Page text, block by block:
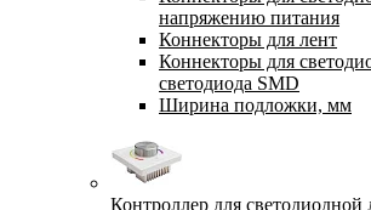
напряжению питания
Коннекторы для лент
Коннекторы для
светодиода SMD
Ширина подложки, мм
Контроллер для светодиодной